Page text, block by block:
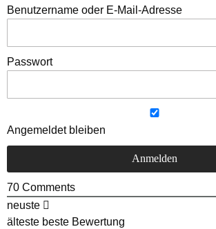
Benutzername oder E-Mail-Adresse
Passwort
Angemeldet bleiben
70 Comments
neuste
älteste beste Bewertung